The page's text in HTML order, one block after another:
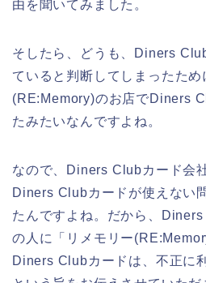
由を聞いてみました。
そしたら、どうも、Diners
ていると判断してしまったため
(RE:Memory)のお店でDiners
たみたいなんですよね。
なので、Diners Clubカード会
Diners Clubカードが使えない
たんですよね。だから、
の人に「リメモリー
Diners Clubカードは、不正に